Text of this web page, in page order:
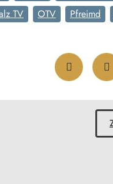
TV OTV Pfreimd